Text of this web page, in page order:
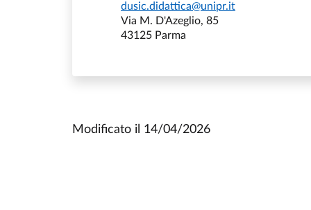
dusic.didattica@unipr.it
Via M. D'Azeglio, 85
43125 Parma
Modificato il 14/04/2026